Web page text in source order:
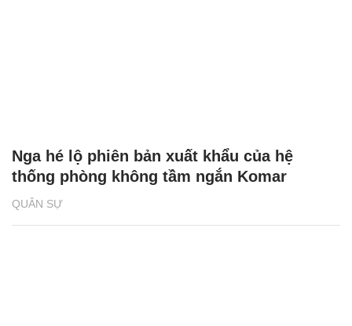
QUÂN SỰ
Nga hé lộ phiên bản xuất khẩu của hệ
thống phòng không tầm ngắn Komar